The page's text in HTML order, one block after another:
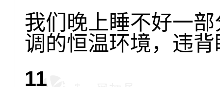
我们晚上睡不好一
调的恒温环境，违
11